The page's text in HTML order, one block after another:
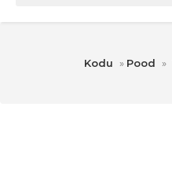
Kodu » Pood »